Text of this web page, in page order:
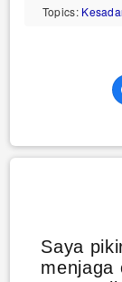
Topics:
Saya
menjaga